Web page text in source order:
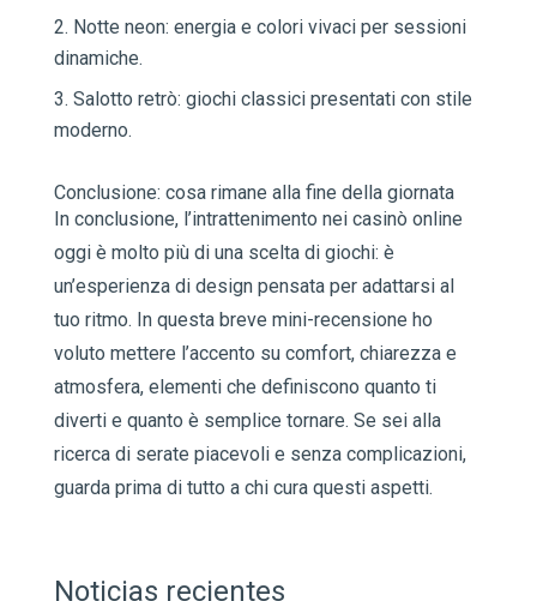
Notte neon: energia e colori vivaci per sessioni
dinamiche.
Salotto retrò: giochi classici presentati con stile
moderno.
Conclusione: cosa rimane alla fine della giornata
In conclusione, l’intrattenimento nei casinò online
oggi è molto più di una scelta di giochi: è
un’esperienza di design pensata per adattarsi al
tuo ritmo. In questa breve mini-recensione ho
voluto mettere l’accento su comfort, chiarezza e
atmosfera, elementi che definiscono quanto ti
diverti e quanto è semplice tornare. Se sei alla
ricerca di serate piacevoli e senza complicazioni,
guarda prima di tutto a chi cura questi aspetti.
Noticias recientes